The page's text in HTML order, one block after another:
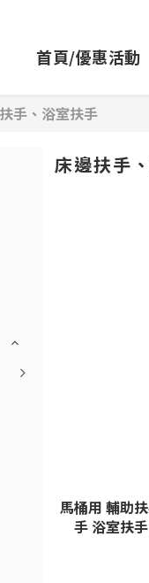
首頁/優惠活動
手、浴室扶手
床邊扶手
馬桶用 輔助
手 浴室扶